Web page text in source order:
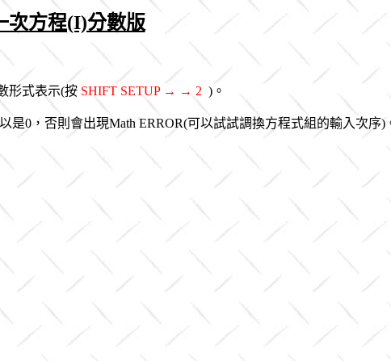
次方程(I)分數版
形式表示(按 SHIFT SETUP → → 2 )。
0，否則會出現Math ERROR(可以試試調換方程式組的輸入次序